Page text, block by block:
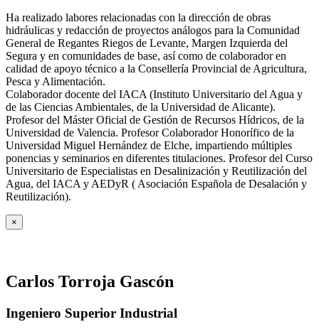
Ha realizado labores relacionadas con la dirección de obras
hidráulicas y redacción de proyectos análogos para la Comunidad
General de Regantes Riegos de Levante, Margen Izquierda del
Segura y en comunidades de base, así como de colaborador en
calidad de apoyo técnico a la Consellería Provincial de Agricultura,
Pesca y Alimentación.
Colaborador docente del IACA (Instituto Universitario del Agua y
de las Ciencias Ambientales, de la Universidad de Alicante).
Profesor del Máster Oficial de Gestión de Recursos Hídricos, de la
Universidad de Valencia. Profesor Colaborador Honorífico de la
Universidad Miguel Hernández de Elche, impartiendo múltiples
ponencias y seminarios en diferentes titulaciones. Profesor del Curso
Universitario de Especialistas en Desalinización y Reutilización del
Agua, del IACA y AEDyR ( Asociación Española de Desalación y
Reutilización).
×
Carlos Torroja Gascón
Ingeniero Superior Industrial